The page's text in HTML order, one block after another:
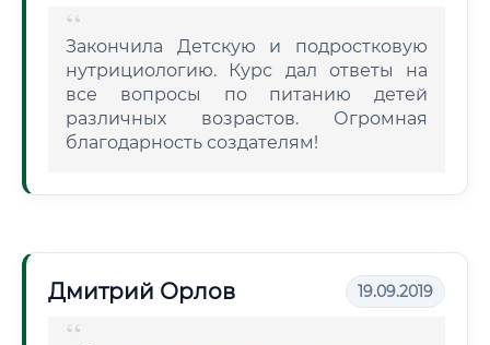
Закончила Детскую и подростковую
нутрициологию. Курс дал ответы на
все вопросы по питанию детей
различных возрастов. Огромная
благодарность создателям!
Дмитрий Орлов 19.09.2019